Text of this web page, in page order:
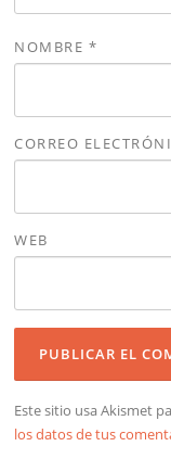
NOMBRE *
CORREO
WEB
Este sitio usa Akismet
los datos de tus